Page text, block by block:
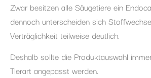
Zwar besitzen alle Säugetiere ein
dennoch unterscheiden sich
Verträglichkeit teilweise deutlich.
Deshalb sollte die Produktauswahl
Tierart angepasst werden.